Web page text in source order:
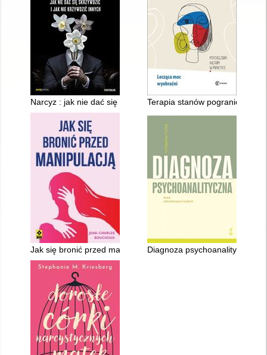
Narcyz : jak nie dać się skrzywdzić i jak nie krzywdzić innych
Terapia stanów pogranicza :
Jak się bronić przed manipulacjąDiagnoza psychoanalityczna